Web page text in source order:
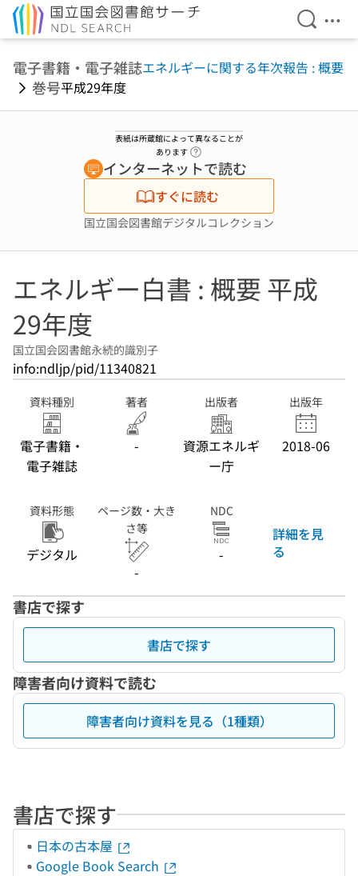
検索を
メ
電子書籍・電子雑誌エネルギーに関する年次報告 : 概要
巻号平成29年度
表紙は所蔵館によって異なることが
あります
インターネットで読む
すぐに読む
国立国会図書館デジタルコレクション
エネルギー白書 : 概要 平成
29年度
国立国会図書館永続的識別子
info:ndljp/pid/11340821
資料種別
電子書籍・
電子雑誌
著者
-
出版者
資源エネルギ
ー庁
出版年
2018-06
資料形態
デジタル
ページ数・大き
さ等
-
NDC
-
詳細を見
る
書店で探す
書店で探す
障害者向け資料で読む
障害者向け資料を見る（1種類）
書店で探す
日本の古本屋
Google Book Search